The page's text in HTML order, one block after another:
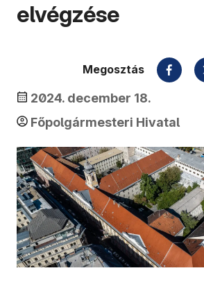
elvégzése
2024. december 18.
Főpolgármesteri Hivatal
Megosztás